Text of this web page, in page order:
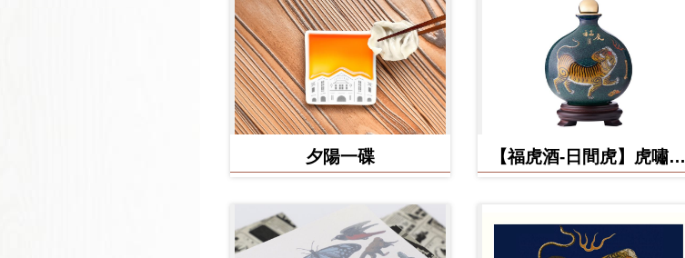
夕陽一碟
【福虎酒-日間虎】虎嘯台